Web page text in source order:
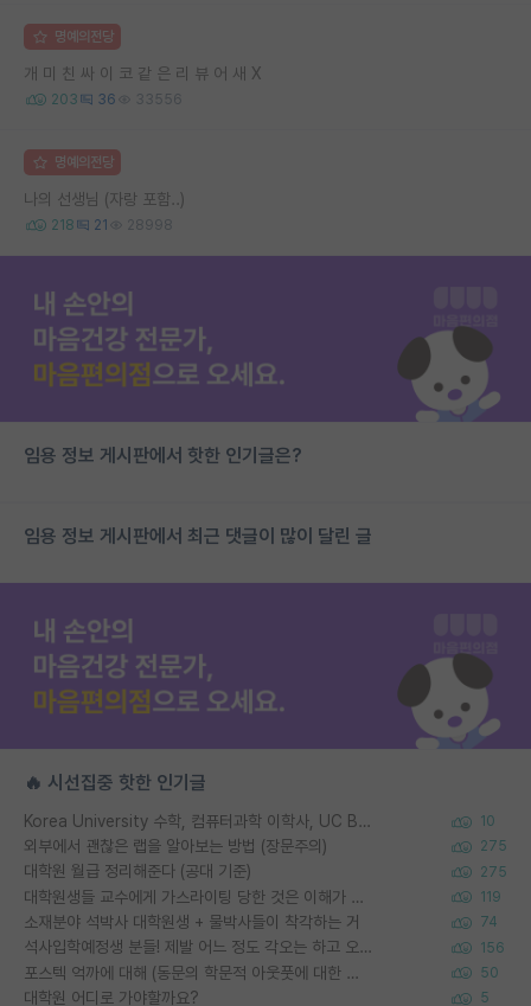
명예의전당
개 미 친 싸 이 코 같 은 리 뷰 어 새 X
203 36 33556
명예의전당
나의 선생님 (자랑 포함..)
218 21 28998
임용 정보 게시판에서 핫한 인기글은?
임용 정보 게시판에서 최근 댓글이 많이 달린 글
🔥 시선집중 핫한 인기글
Korea University 수학, 컴퓨터과학 이학사, UC Berkeley 산업공학 대학원 공학박사가 되는 것은 쉽지 않겠죠? 10
외부에서 괜찮은 랩을 알아보는 방법 (장문주의) 275
대학원 월급 정리해준다 (공대 기준) 275
대학원생들 교수에게 가스라이팅 당한 것은 이해가 갑니다. 안타깝네요. 119
소재분야 석박사 대학원생 + 물박사들이 착각하는 거 74
석사입학예정생 분들! 제발 어느 정도 각오는 하고 오세요. 156
포스텍 억까에 대해 (동문의 학문적 아웃풋에 대한 반박) 50
대학원 어디로 가야할까요? 5